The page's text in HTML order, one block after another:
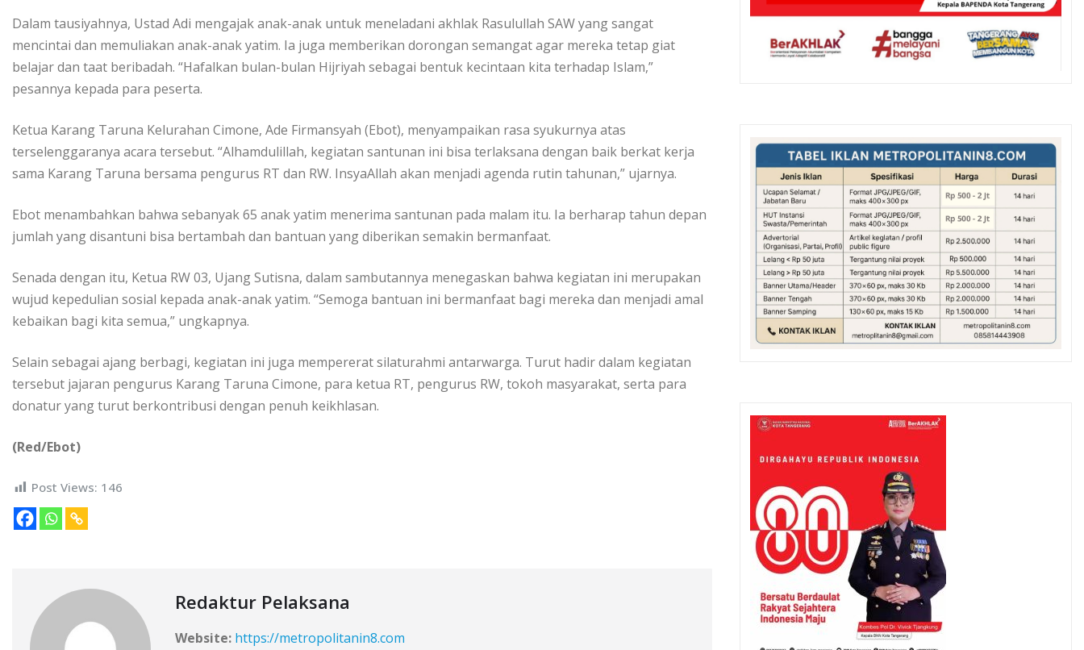
Dalam tausiyahnya, Ustad Adi mengajak anak-anak untuk meneladani akhlak Rasulullah SAW yang sangat
mencintai dan memuliakan anak-anak yatim. Ia juga memberikan dorongan semangat agar mereka tetap giat
belajar dan taat beribadah. “Hafalkan bulan-bulan Hijriyah sebagai bentuk kecintaan kita terhadap Islam,”
pesannya kepada para peserta.
Ketua Karang Taruna Kelurahan Cimone, Ade Firmansyah (Ebot), menyampaikan rasa syukurnya atas
terselenggaranya acara tersebut. “Alhamdulillah, kegiatan santunan ini bisa terlaksana dengan baik berkat kerja
sama Karang Taruna bersama pengurus RT dan RW. InsyaAllah akan menjadi agenda rutin tahunan,” ujarnya.
Ebot menambahkan bahwa sebanyak 65 anak yatim menerima santunan pada malam itu. Ia berharap tahun depan
jumlah yang disantuni bisa bertambah dan bantuan yang diberikan semakin bermanfaat.
Senada dengan itu, Ketua RW 03, Ujang Sutisna, dalam sambutannya menegaskan bahwa kegiatan ini merupakan
wujud kepedulian sosial kepada anak-anak yatim. “Semoga bantuan ini bermanfaat bagi mereka dan menjadi amal
kebaikan bagi kita semua,” ungkapnya.
Selain sebagai ajang berbagi, kegiatan ini juga mempererat silaturahmi antarwarga. Turut hadir dalam kegiatan
tersebut jajaran pengurus Karang Taruna Cimone, para ketua RT, pengurus RW, tokoh masyarakat, serta para
donatur yang turut berkontribusi dengan penuh keikhlasan.
(Red/Ebot)
Post Views: 146
Redaktur Pelaksana
Website: https://metropolitanin8.com